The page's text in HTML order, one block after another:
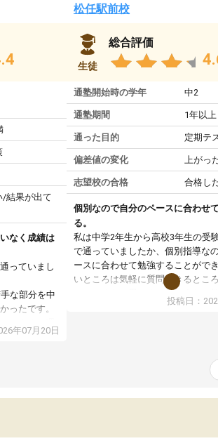
/結果が出て
なく成績は
っていまし
な部分を中
ったです。
やすく、理
たので、勉
思います。
年07月20日
松任駅前校
生徒
総合評価
通塾開始時の学年 中2
通塾期間 1年以上
通った目的 定期テ
偏差値の変化 上がっ
志望校の合格 合格し
個別なので自分のペースに合わせ
る。
私は中学2年生から高校3年生の受
で通っていましたか、個別指導な
ースに合わせて勉強することがで
いところは気軽に質問できるとこ
いところだと思いました。また、
専門の先生にも変えて貰えたので
近くに自分の担当の先生だったり
いるので分からないところをすぐ
投稿日：